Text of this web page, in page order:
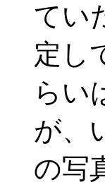
てい
定し
らい
が、
の写